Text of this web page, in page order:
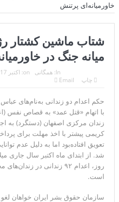
تحلیلگر حکومتی: تفاهم هرمز
ایران؛ واکنش ترامپ و معاونش به
ژنرال منیر به عربستان
مقاله: اپوزیسیون بی‌راه‌حل؛ وقتی
ایران را می‌گیرد
۱۰ تریلیون دلار؛ چگونه جرایم
جهان تبدیل شد؟
ترامپ: پیروزی عبدال السید
جمهوری‌خواهان است
تنگه هرمز؛ از سخنان تازه ترامپ
خاورمیانه‌‌ای پرتنش
شتاب ماشین کشتار
میانه‌ جنگ در
on: اکتبر 17, 2024 In: همگانی
چاپ Email
حکم اعدام دو زندانی به‌نام‌های
با اتهام «قتل عمد» به قصاص نفس
زندان مرکزی اصفهان (دستگرد) به
تعویق افتاده‌بود اما به دلیل عدم
روز، اعدام ۹۲ زندانی در
است.
سازمان حقوق بشر ایران خواهان